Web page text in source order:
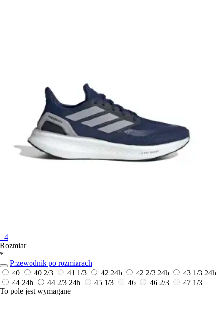
+4
Rozmiar
*
Przewodnik po rozmiarach
40
40 2/3 41 1/3 42 24h 42 2/3 24h 43 1/3 24h
44 24h 44 2/3 24h 45 1/3 46 46 2/3
47 1/3
To pole jest wymagane